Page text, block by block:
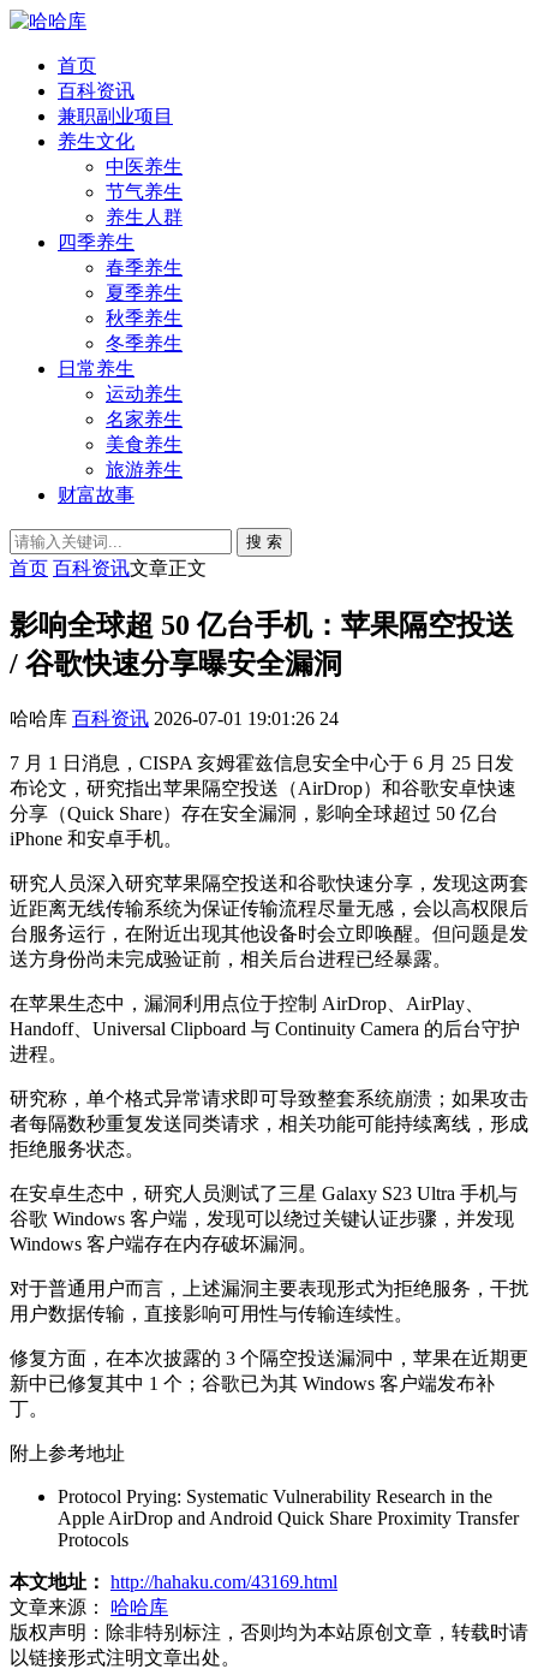
首页
百科资讯
兼职副业项目
养生文化
中医养生
节气养生
养生人群
四季养生
春季养生
夏季养生
秋季养生
冬季养生
日常养生
运动养生
名家养生
美食养生
旅游养生
财富故事
搜 索
首页 百科资讯文章正文
影响全球超 50 亿台手机：苹果隔空投送
/ 谷歌快速分享曝安全漏洞
哈哈库 百科资讯 2026-07-01 19:01:26 24
7 月 1 日消息，CISPA 亥姆霍兹信息安全中心于 6 月 25 日发
布论文，研究指出苹果隔空投送（AirDrop）和谷歌安卓快速
分享（Quick Share）存在安全漏洞，影响全球超过 50 亿台
iPhone 和安卓手机。
研究人员深入研究苹果隔空投送和谷歌快速分享，发现这两套
近距离无线传输系统为保证传输流程尽量无感，会以高权限后
台服务运行，在附近出现其他设备时会立即唤醒。但问题是发
送方身份尚未完成验证前，相关后台进程已经暴露。
在苹果生态中，漏洞利用点位于控制 AirDrop、AirPlay、
Handoff、Universal Clipboard 与 Continuity Camera 的后台守护
进程。
研究称，单个格式异常请求即可导致整套系统崩溃；如果攻击
者每隔数秒重复发送同类请求，相关功能可能持续离线，形成
拒绝服务状态。
在安卓生态中，研究人员测试了三星 Galaxy S23 Ultra 手机与
谷歌 Windows 客户端，发现可以绕过关键认证步骤，并发现
Windows 客户端存在内存破坏漏洞。
对于普通用户而言，上述漏洞主要表现形式为拒绝服务，干扰
用户数据传输，直接影响可用性与传输连续性。
修复方面，在本次披露的 3 个隔空投送漏洞中，苹果在近期更
新中已修复其中 1 个；谷歌已为其 Windows 客户端发布补
丁。
附上参考地址
Protocol Prying: Systematic Vulnerability Research in the
Apple AirDrop and Android Quick Share Proximity Transfer
Protocols
本文地址： http://hahaku.com/43169.html
文章来源：
哈哈库
版权声明： 除非特别标注，否则均为本站原创文章，转载时请
以链接形式注明文章出处。